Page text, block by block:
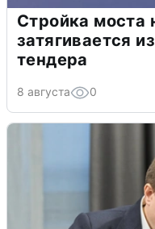
Стройка моста
затягивается
тендера
8 августа 0